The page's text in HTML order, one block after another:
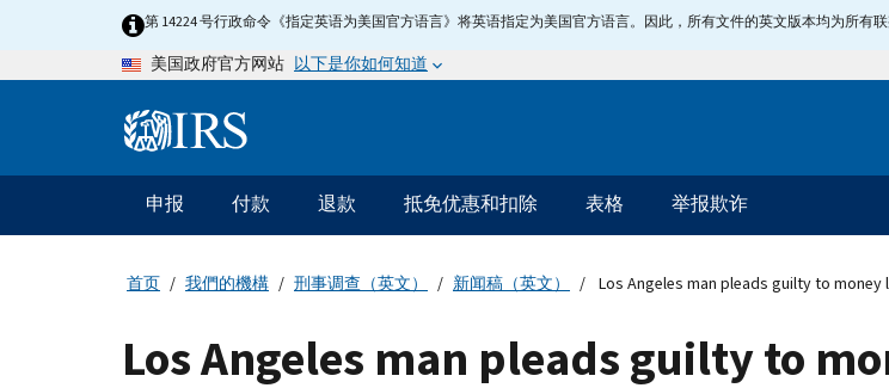
第 14224 号行政命令《指定英语为美国官方语言》将英语指定为美国官方语言。因此，所有文件的英文版本均为所有联
美国政府官方网站 以下是你如何知道
Information
主
要
导
申报 付款 退款 抵免优惠和扣除 表格 举报欺诈
首页 我們的機構 刑事调查（英文） 新闻稿（英文） Los Angeles man pleads guilty to
Los Angeles man pleads guilty to